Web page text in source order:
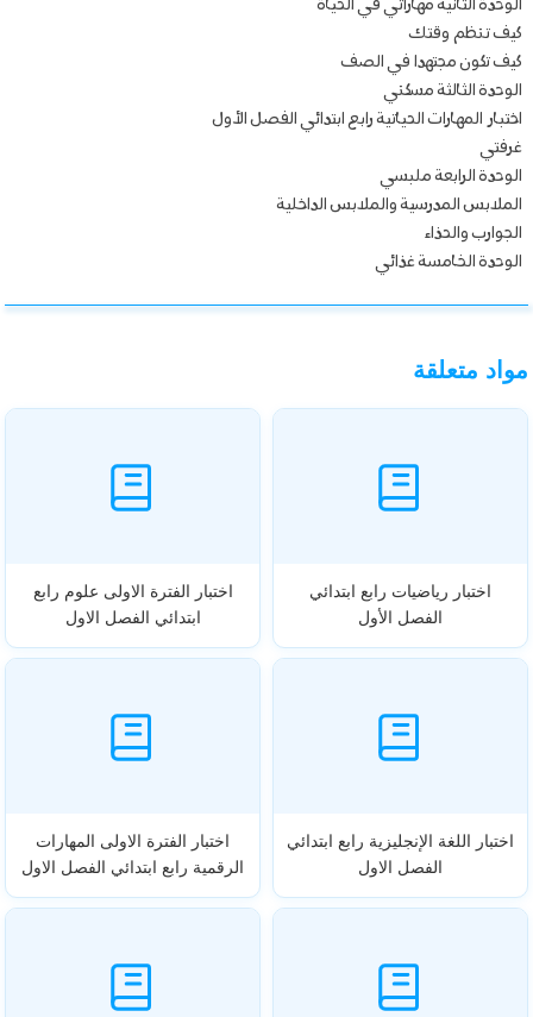
الوحدة الثانية مهاراتي في الحياة
كيف تنظم وقتك
كيف تكون مجتهدا في الصف
الوحدة الثالثة مسكني
اختبار المهارات الحياتية رابع ابتدائي الفصل الأول
غرفتي
الوحدة الرابعة ملبسي
الملابس المدرسية والملابس الداخلية
الجوارب والحذاء
الوحدة الخامسة غذائي
مواد متعلقة
اختبار رياضيات رابع ابتدائي
الفصل الأول
اختبار الفترة الاولى علوم رابع
ابتدائي الفصل الاول
اختبار اللغة الإنجليزية رابع ابتدائي
الفصل الاول
اختبار الفترة الاولى المهارات
الرقمية رابع ابتدائي الفصل الاول